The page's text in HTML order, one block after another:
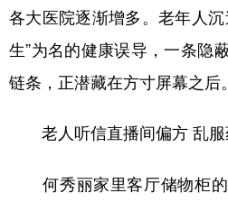
各大医院逐渐增多。老年人
生”为名的健康误导，一条隐
链条，正潜藏在方寸屏幕之后。
老人听信直播间偏方 乱服
何秀丽家里客厅储物柜的